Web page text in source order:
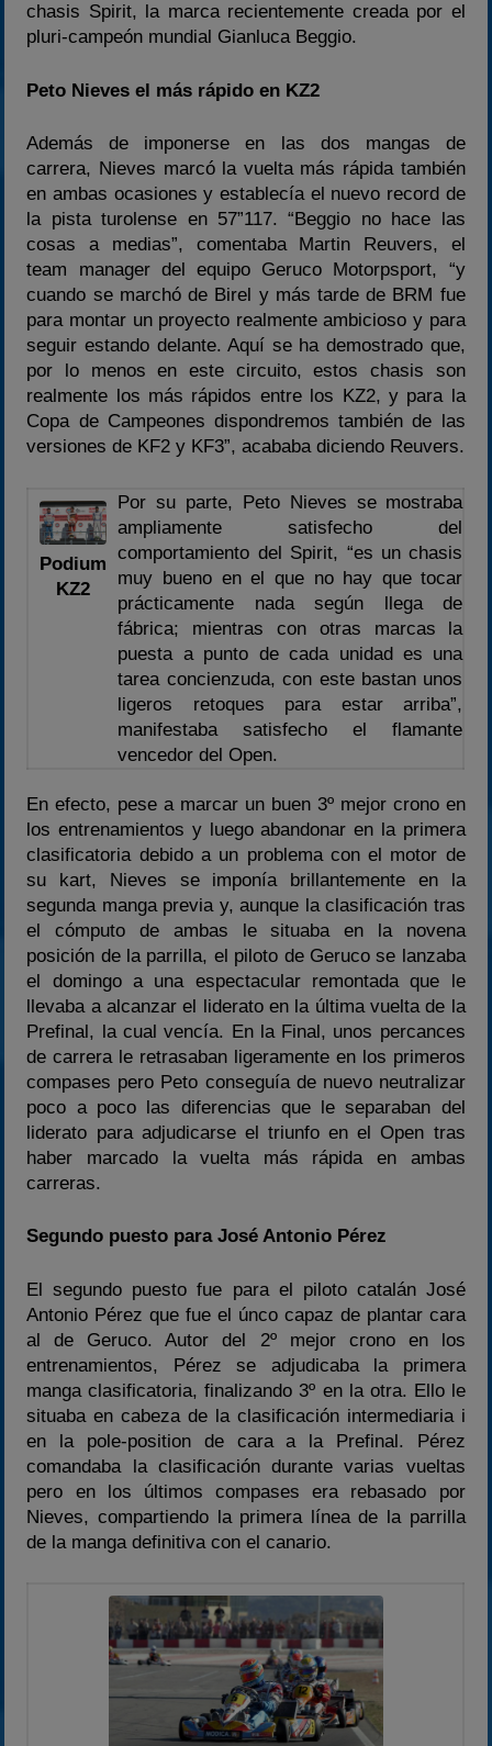
chasis Spirit, la marca recientemente creada por el
pluri-campeón mundial Gianluca Beggio.
Peto Nieves el más rápido en KZ2
Además de imponerse en las dos mangas de
carrera, Nieves marcó la vuelta más rápida también
en ambas ocasiones y establecía el nuevo record de
la pista turolense en 57”117. “Beggio no hace las
cosas a medias”, comentaba Martin Reuvers, el
team manager del equipo Geruco Motorpsport, “y
cuando se marchó de Birel y más tarde de BRM fue
para montar un proyecto realmente ambicioso y para
seguir estando delante. Aquí se ha demostrado que,
por lo menos en este circuito, estos chasis son
realmente los más rápidos entre los KZ2, y para la
Copa de Campeones dispondremos también de las
versiones de KF2 y KF3”, acababa diciendo Reuvers.
Podium
KZ2
Por su parte, Peto Nieves se mostraba
ampliamente satisfecho del
comportamiento del Spirit, “es un chasis
muy bueno en el que no hay que tocar
prácticamente nada según llega de
fábrica; mientras con otras marcas la
puesta a punto de cada unidad es una
tarea concienzuda, con este bastan unos
ligeros retoques para estar arriba”,
manifestaba satisfecho el flamante
vencedor del Open.
En efecto, pese a marcar un buen 3º mejor crono en
los entrenamientos y luego abandonar en la primera
clasificatoria debido a un problema con el motor de
su kart, Nieves se imponía brillantemente en la
segunda manga previa y, aunque la clasificación tras
el cómputo de ambas le situaba en la novena
posición de la parrilla, el piloto de Geruco se lanzaba
el domingo a una espectacular remontada que le
llevaba a alcanzar el liderato en la última vuelta de la
Prefinal, la cual vencía. En la Final, unos percances
de carrera le retrasaban ligeramente en los primeros
compases pero Peto conseguía de nuevo neutralizar
poco a poco las diferencias que le separaban del
liderato para adjudicarse el triunfo en el Open tras
haber marcado la vuelta más rápida en ambas
carreras.
Segundo puesto para José Antonio Pérez
El segundo puesto fue para el piloto catalán José
Antonio Pérez que fue el únco capaz de plantar cara
al de Geruco. Autor del 2º mejor crono en los
entrenamientos, Pérez se adjudicaba la primera
manga clasificatoria, finalizando 3º en la otra. Ello le
situaba en cabeza de la clasificación intermediaria i
en la pole-position de cara a la Prefinal. Pérez
comandaba la clasificación durante varias vueltas
pero en los últimos compases era rebasado por
Nieves, compartiendo la primera línea de la parrilla
de la manga definitiva con el canario.